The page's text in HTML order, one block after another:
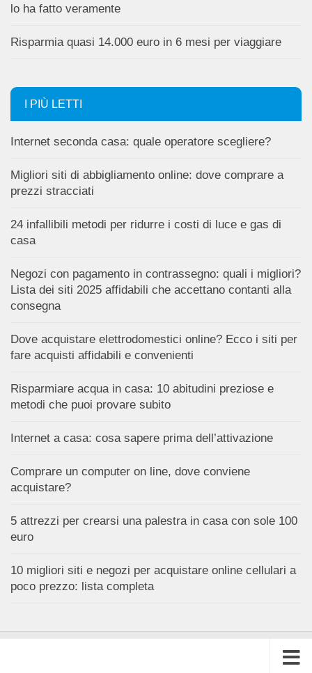
lo ha fatto veramente
Risparmia quasi 14.000 euro in 6 mesi per viaggiare
I PIÙ LETTI
Internet seconda casa: quale operatore scegliere?
Migliori siti di abbigliamento online: dove comprare a
prezzi stracciati
24 infallibili metodi per ridurre i costi di luce e gas di
casa
Negozi con pagamento in contrassegno: quali i migliori?
Lista dei siti 2025 affidabili che accettano contanti alla
consegna
Dove acquistare elettrodomestici online? Ecco i siti per
fare acquisti affidabili e convenienti
Risparmiare acqua in casa: 10 abitudini preziose e
metodi che puoi provare subito
Internet a casa: cosa sapere prima dell’attivazione
Comprare un computer on line, dove conviene
acquistare?
5 attrezzi per crearsi una palestra in casa con sole 100
euro
10 migliori siti e negozi per acquistare online cellulari a
poco prezzo: lista completa